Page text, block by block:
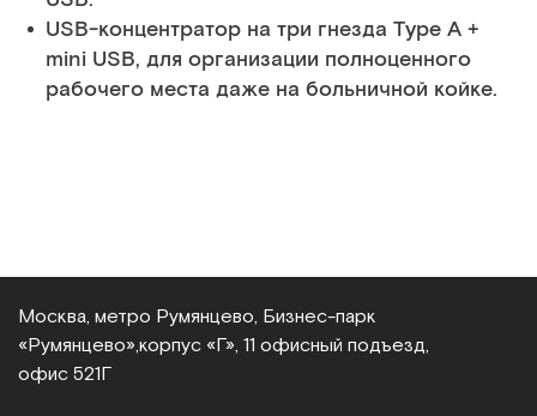
USB-концентратор на три гнезда Type A +
mini USB, для организации полноценного
рабочего места даже на больничной койке.
Москва, метро Румянцево, Бизнес‑парк
«Румянцево», корпус «Г», 11 офисный подъезд,
офис 521Г